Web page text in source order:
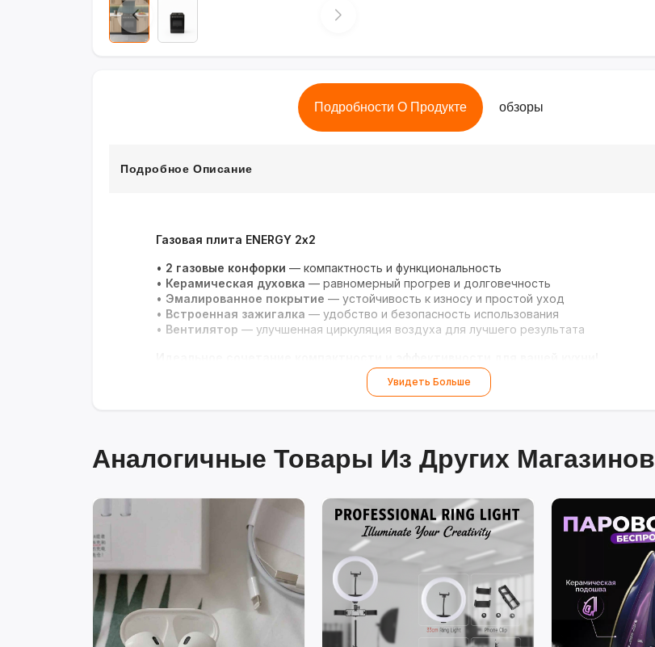
Подробности О Продукте обзоры
Подробное Описание
Газовая плита ENERGY 2х2
• 2 газовые конфорки — компактность и функциональность
• Керамическая духовка — равномерный прогрев и долговечность
• Эмалированное покрытие — устойчивость к износу и простой уход
• Встроенная зажигалка — удобство и безопасность использования
• Вентилятор — улучшенная циркуляция воздуха для лучшего результата
Увидеть Больше
Аналогичные Товары Из Других Магазинов